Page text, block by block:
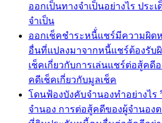
ออกเป็นทางจำเป็นอย่างไร ประ
จำเป็น
ออกเช็คชำระหนี้่แชร์มีความผิด
อื่นที่แปลงมาจากหนี้แชร์ต้องรับ
เช็คเกี่ยวกับการเล่นแชร์ต่อสู้คดี
คดีเช็คเกี่ยวกับมูลเช็ค
โดนฟ้องบังคับจำนองทำอย่างไร
จำนอง การต่อสู้คดีของผู้จำนอง